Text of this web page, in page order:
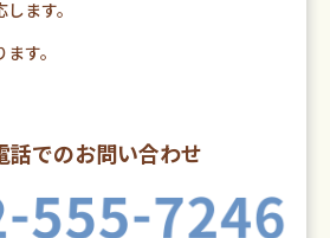
ます。
す。
話でのお問い合わせ